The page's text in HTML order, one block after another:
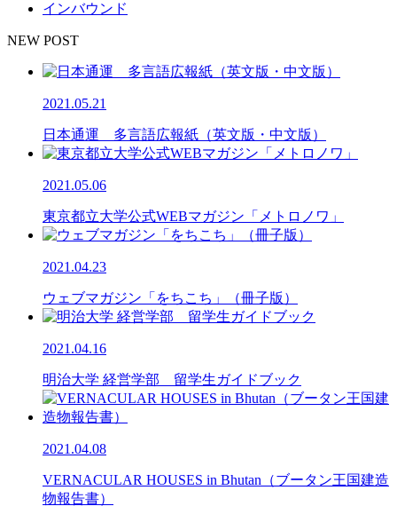
インバウンド
NEW POST
2021.05.21
日本通運 多言語広報紙（英文版・中文版）
2021.05.06
東京都立大学公式WEBマガジン「メトロノワ」
2021.04.23
ウェブマガジン「をちこち」（冊子版）
2021.04.16
明治大学 経営学部 留学生ガイドブック
2021.04.08
VERNACULAR HOUSES in Bhutan（ブータン王国建造
物報告書）